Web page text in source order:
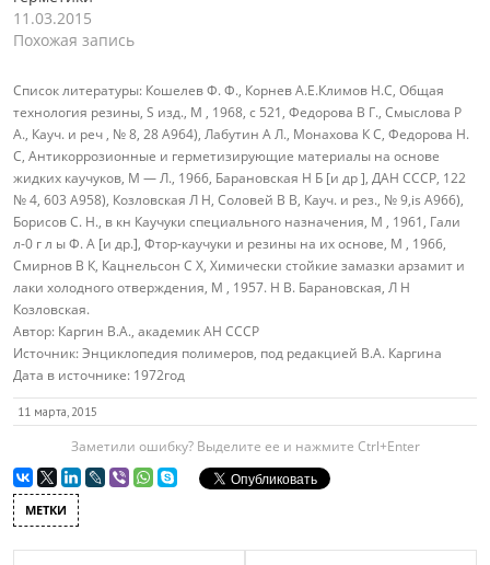
11.03.2015
Похожая запись
Список литературы: Кошелев Ф. Ф., Корнев А.Е.Климов Н.С, Общая
технология резины, S изд., М , 1968, с 521, Федорова В Г., Смыслова Р
А., Кауч. и реч , № 8, 28 A964), Лабутин А Л., Монахова К С, Федорова Н.
С, Антикоррозионные и герметизирующие материалы на основе
жидких каучуков, М — Л., 1966, Барановская Н Б [и др ], ДАН СССР, 122
№ 4, 603 A958), Козловская Л Н, Соловей В В, Кауч. и рез., № 9,is A966),
Борисов С. Н., в кн Каучуки специального назначения, М , 1961, Гали
л-0 г л ы Ф. А [и др.], Фтор-каучуки и резины на их основе, М , 1966,
Смирнов В К, Кацнельсон С X, Химически стойкие замазки арзамит и
лаки холодного отверждения, М , 1957. Н В. Барановская, Л Н
Козловская.
Автор: Каргин В.А., академик АН СССР
Источник:Энциклопедия полимеров, под редакцией В.А. Каргина
Дата в источнике: 1972год
11 марта, 2015
Заметили ошибку? Выделите ее и нажмите Ctrl+Enter
МЕТКИ